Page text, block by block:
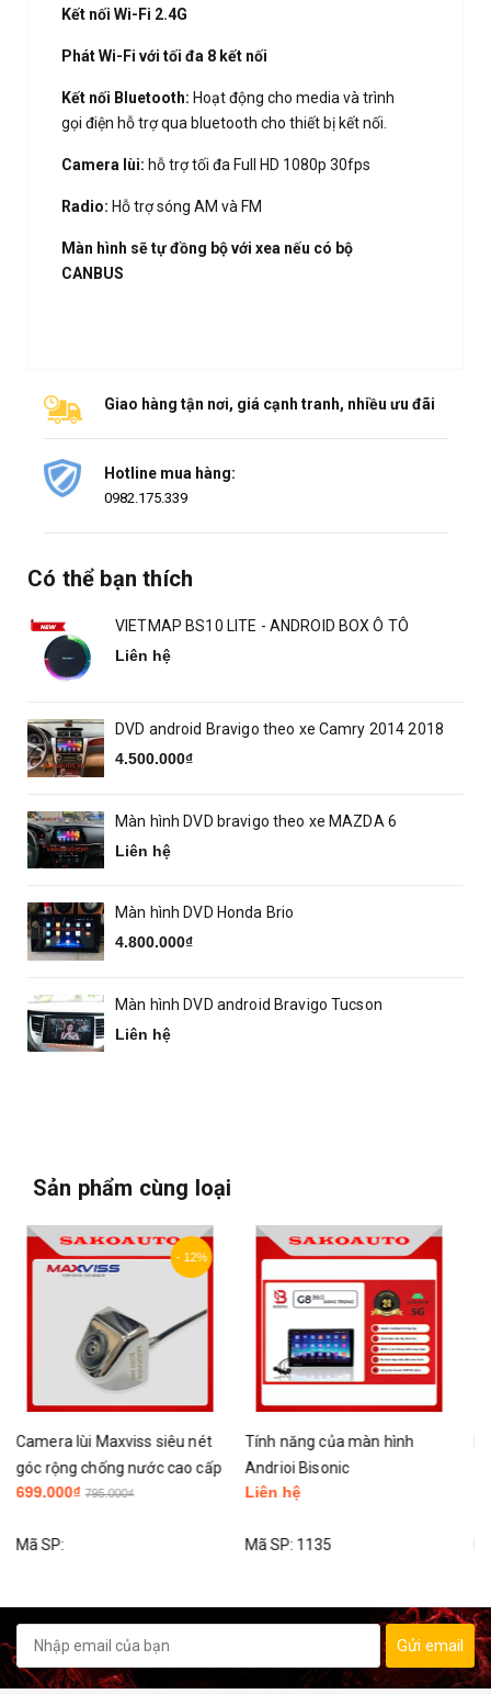
Kết nối Wi-Fi 2.4G
Phát Wi-Fi với tối đa 8 kết nối
Kết nối Bluetooth: Hoạt động cho media và trình
gọi điện hỗ trợ qua bluetooth cho thiết bị kết nối.
Camera lùi: hỗ trợ tối đa Full HD 1080p 30fps
Radio: Hỗ trợ sóng AM và FM
Màn hình sẽ tự đồng bộ với xea nếu có bộ
CANBUS
Giao hàng tận nơi, giá cạnh tranh, nhiều ưu đãi
Hotline mua hàng:
0982.175.339
Có thể bạn thích
VIETMAP BS10 LITE - ANDROID BOX Ô TÔ
Liên hệ
DVD android Bravigo theo xe Camry 2014 2018
4.500.000₫
Màn hình DVD bravigo theo xe MAZDA 6
Liên hệ
Màn hình DVD Honda Brio
4.800.000₫
Màn hình DVD android Bravigo Tucson
Liên hệ
Sản phẩm cùng loại
Tính năng của màn hình
Andrioi Bisonic
Liên hệ
Mã SP:
Màn hình Bisonic G9+
Liên hệ
Mã SP:1234
Gửi email